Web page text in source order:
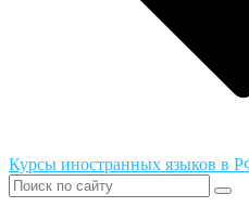
Курсы иностранных языков в